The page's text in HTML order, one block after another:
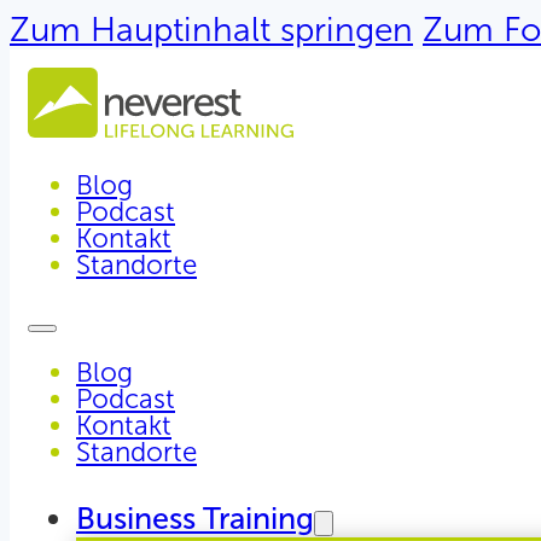
Zum Hauptinhalt springen Zum
Blog
Podcast
Kontakt
Standorte
Blog
Podcast
Kontakt
Standorte
Business Training